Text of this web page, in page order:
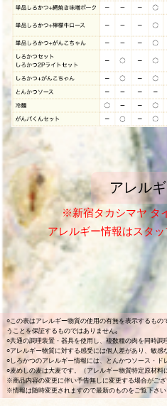
アレル
※新宿タカシマヤ タ
アレルギー情報はスタッ
○この表はアレルギー物質の使用の有無を表示するも
うことを保証するものではありません｡
○共通の調理装置・器具を使用し、複数種の肉を同時調
○アレルギー物質に対する感受には個人差があり、敏感
○しろかつのアレルギー情報には、とんかつソース・ド
○麦めしの麦は大麦です。（アレルギー物質特定原材料
※商品内容の変更に伴い予告無しに変更する場合がござ
※情報は随時変更されますので最新のものをご覧下さい